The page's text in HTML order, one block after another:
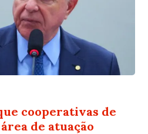
cooperativas de
de atuação